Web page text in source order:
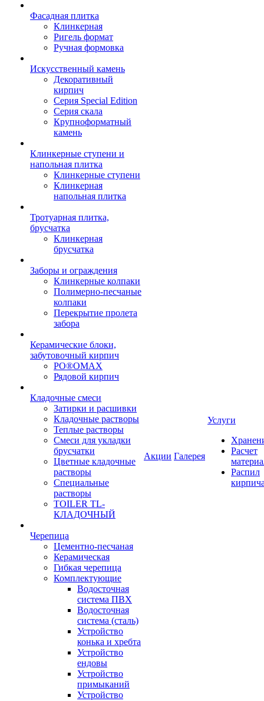
Фасадная плитка
Клинкерная
Ригель формат
Ручная формовка
Искусственный камень
Декоративный
кирпич
Серия Special Edition
Серия скала
Крупноформатный
камень
Клинкерные ступени и
напольная плитка
Клинкерные ступени
Клинкерная
напольная плитка
Тротуарная плитка,
брусчатка
Клинкерная
брусчатка
Заборы и ограждения
Клинкерные колпаки
Полимерно-песчаные
колпаки
Перекрытие пролета
забора
Керамические блоки,
забутовочный кирпич
PO®OMAX
Рядовой кирпич
Кладочные смеси
Затирки и расшивки
Кладочные растворы
Теплые растворы
Смеси для укладки
брусчатки
Цветные кладочные
растворы
Специальные
растворы
TOILER TL-
КЛАДОЧНЫЙ
Черепица
Цементно-песчаная
Керамическая
Гибкая черепица
Комплектующие
Водосточная
система ПВХ
Водосточная
система (сталь)
Устройство
конька и хребта
Устройство
ендовы
Устройство
примыканий
Устройство
Акции Галерея
Услуги
Расчет
Распил